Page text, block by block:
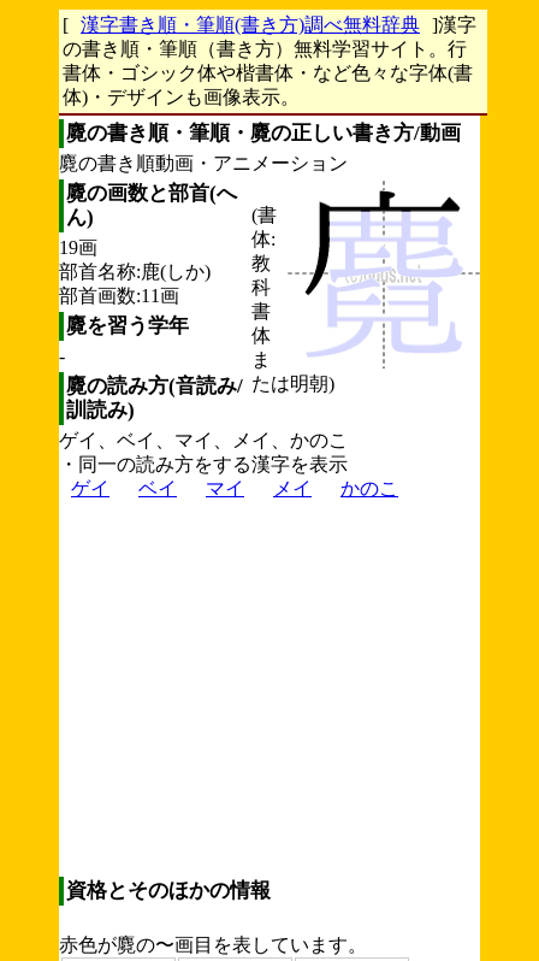
[ 漢字書き順・筆順(書き方)調べ無料辞典 ]漢字
の書き順・筆順（書き方）無料学習サイト。行
書体・ゴシック体や楷書体・など色々な字体(書
体)・デザインも画像表示。
麑の書き順・筆順・麑の正しい書き方/動画
麑の書き順動画・アニメーション
(書
体:
教
科
書
体
ま
たは明朝)
麑の画数と部首(へ
ん)
19画
部首名称:鹿(しか)
部首画数:11画
麑を習う学年
-
麑の読み方(音読み/
訓読み)
ゲイ、ベイ、マイ、メイ、かのこ
・同一の読み方をする漢字を表示
ゲイ
ベイ マイ メイ かのこ
資格とそのほかの情報
赤色が麑の〜画目を表しています。